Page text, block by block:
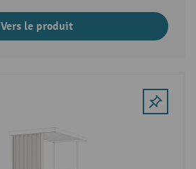
Vers le produit